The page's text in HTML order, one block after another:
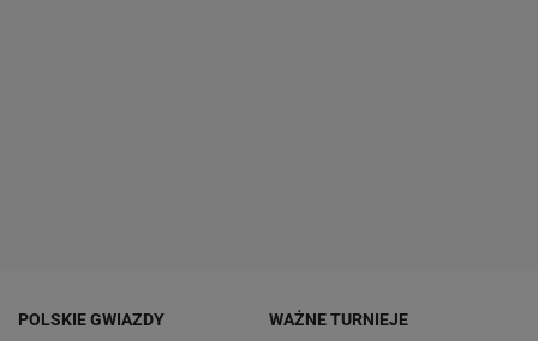
POLSKIE GWIAZDY WAŻNE TURNIEJE